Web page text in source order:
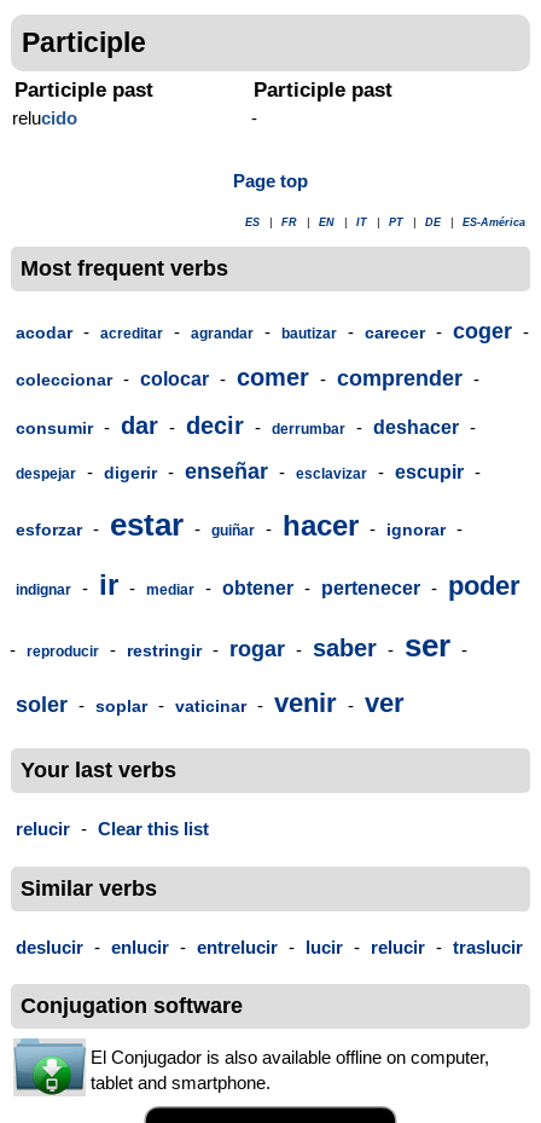
Participle
Participle past
relucido
Participle past
-
Page top
ES FR EN IT PT DE ES-América
Most frequent verbs
acodar - acreditar - agrandar - bautizar - carecer - coger -
coleccionar - colocar - comer - comprender -
consumir - dar - decir - derrumbar - deshacer -
despejar - digerir - enseñar - esclavizar - escupir -
esforzar - estar - guiñar - hacer - ignorar -
indignar - ir - mediar - obtener - pertenecer - poder
- reproducir - restringir - rogar - saber - ser -
soler - soplar - vaticinar - venir - ver
Your last verbs
relucir - Clear this list
Similar verbs
deslucir - enlucir - entrelucir - lucir - relucir - traslucir
Conjugation software
El Conjugador is also available offline on computer,
tablet and smartphone.